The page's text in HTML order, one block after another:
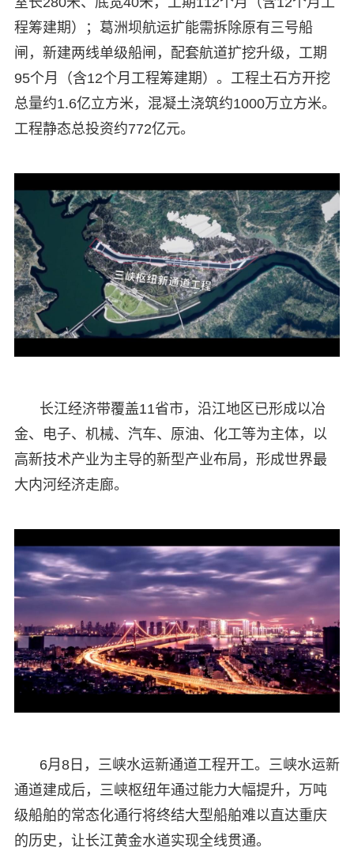
程筹建期）；葛洲坝航运扩能需拆除原有三号船
闸，新建两线单级船闸，配套航道扩挖升级，工期
95个月（含12个月工程筹建期）。工程土石方开挖
总量约1.6亿立方米，混凝土浇筑约1000万立方米。
工程静态总投资约772亿元。
长江经济带覆盖11省市，沿江地区已形成以冶
金、电子、机械、汽车、原油、化工等为主体，以
高新技术产业为主导的新型产业布局，形成世界最
大内河经济走廊。
6月8日，三峡水运新通道工程开工。三峡水运新
通道建成后，三峡枢纽年通过能力大幅提升，万吨
级船舶的常态化通行将终结大型船舶难以直达重庆
的历史，让长江黄金水道实现全线贯通。